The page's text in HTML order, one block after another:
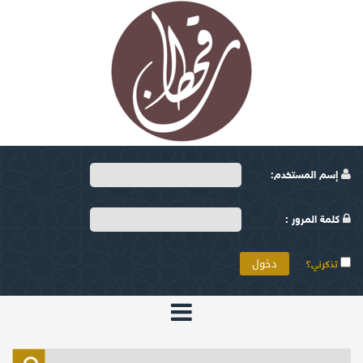
إسم المستخدم:
كلمة المرور :
تذكرني؟